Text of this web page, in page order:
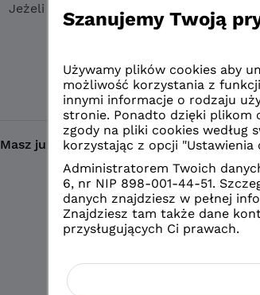
Jeżeli jeszcze nie masz
„Logowanie przed
Logowanie przed
Masz już konto?Wybierz wybrany przez
Logowanie
konto
zwykłe konto